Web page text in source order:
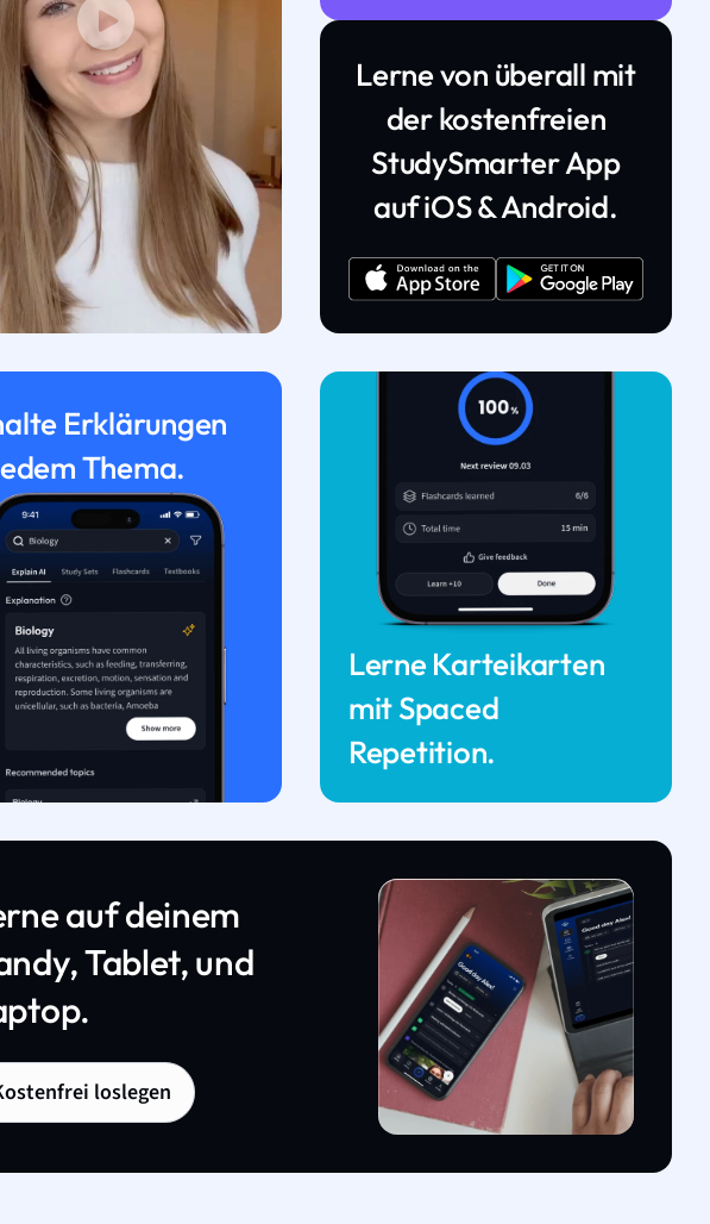
Lerne von überall mit
der kostenfreien
StudySmarter App
auf iOS & Android.
Erklärungen
Thema.
Lerne Karteikarten
mit Spaced
Repetition.
auf deinem
Tablet, und
loslegen